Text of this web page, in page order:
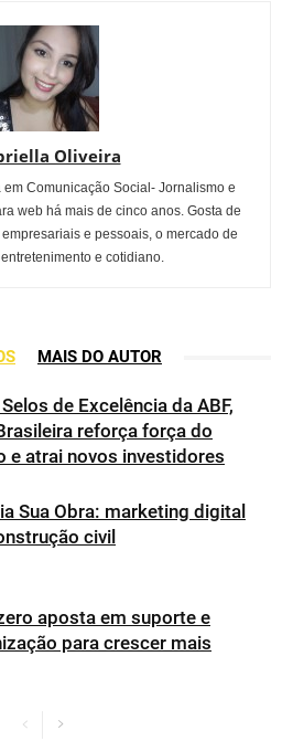
Oliveira
em Comunicação Social- Jornalismo e
web há mais de cinco anos. Gosta de
e pessoais, o mercado de
e cotidiano.
MAIS DO AUTOR
de Excelência da ABF,
reforça força do
e atrai novos investidores
Sua Obra: marketing digital
civil
aposta em suporte e
para crescer mais